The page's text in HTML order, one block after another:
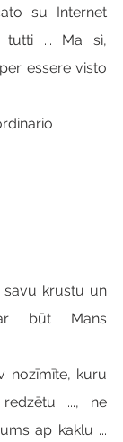
su Internet
tutti ... Ma sì,
essere visto
krustu un
būt Mans
nozīmīte, kuru
..., ne
ap kaklu ...